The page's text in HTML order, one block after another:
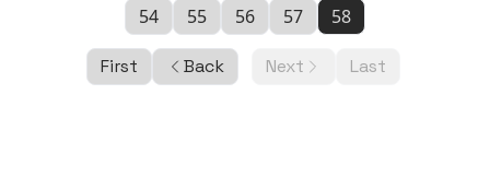
First Back
54 55 56 57 58
Next Last